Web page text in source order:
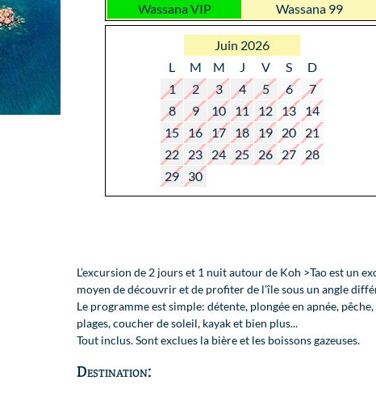
Wassana VIP
Wassana 99
Juin 2026
L
M M J V S
D
1
2 3 4 5 6
7
8
9 10 11 12 13
14
15
16 17 18 19 20
21
22
23 24 25 26 27
28
29
30
L’excursion de 2 jours et 1 nuit autour de Koh >Tao est un
moyen de découvrir et de profiter de l’île sous un angle
Le programme est simple: détente, plongée en apnée, pêche,
plages, coucher de soleil, kayak et bien plus...
Tout inclus. Sont exclues la bière et les boissons gazeuses.
Destination: